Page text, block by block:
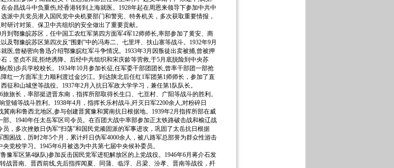
会昌战斗中负重伤,经香港转到上海就医。1928年起在周恩来领导下参加中共中
派中共党员潜入国民党中央机要部门和警宪、特务机关，多次获取重要情报，
研讨对策、保卫中共组织的安全做出了重要贡献。
鄂豫皖苏区，任中国工农红军第四方面军4军12师师长,率部参加了黄安、商
及鄂豫皖苏区第四次反“围剿”中的冯寿二、七里坪、扶山寨等战斗。1932年9月
医,曾秘密向鲁迅介绍鄂豫皖红军斗争情况。1933年3月因叛徒出卖被捕,曾被押
，坚贞不屈,拒绝诱降。后经中共组织和宋庆龄等营救,于5月底脱险到中央苏
(殷)步兵学校校长。1934年10月参加长征,任军委干部团团长,曾率干部团一部抢
红一方面军主力顺利渡过金沙江。到达陕北后任红1军团第1师师长，参加了直
征和山城堡等战役。1937年2月入抗日军政大学学习，兼任第1队队长。
长，率部挺进晋东南，指挥所部取得长生口、七亘村、广阳等战斗的胜利。
铺等战斗胜利。1938年4月，指挥长乐村战斗,歼灭日军2200余人,对粉碎日
冀南和鲁西北地区,参与创建晋冀豫和冀南抗日根据地。1939年2月指挥所部在威
。1940年任太岳军区司令员。在百团大战中率部参加正太铁路破击战和榆辽战
，多次挫败日伪军“扫荡”和国民党顽固派的军事进攻，巩固了太岳抗日根据
困战，历时2年5个月，累计歼日伪军4000余人，被八路军总部誉为群众性游击
党校学习。1945年6月被选为中共第七届中央候补委员。
军区第4纵队)参加反击国民党军进犯解放区的上党战役。1946年6月蒋介石发
战晋南、晋西前线,先后指挥闻夏、同蒲、临浮、吕梁、汾孝、晋南等战役，歼